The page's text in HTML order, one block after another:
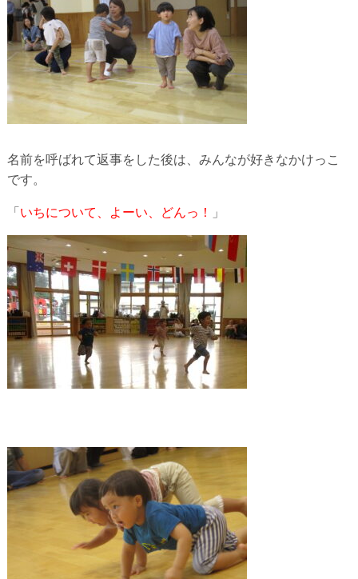
名前を呼ばれて返事をした後は、みんなが好きなかけっこ
です。
「 いちについて、よーい、どんっ！ 」